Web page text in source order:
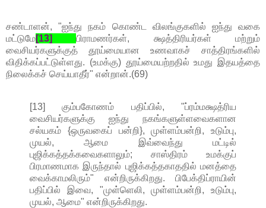
சண்டாளன், "ஐந்து நகம் கொண்ட விலங்குகளில் ஐந்து வகை
மட்டுமே[13]
பிராமணர்கள், க்ஷத்திரியர்கள் மற்றும்
வைசியர்களுக்குத் தூய்மையான உணவாகச் சாத்திரங்களில்
விதிக்கப்பட்டுள்ளது. (உமக்கு) தூய்மையற்றதில் உமது இதயத்தை
நிலைக்கச் செய்யாதீர்" என்றான்.(69)
[13] கும்பகோணம் பதிப்பில், "ப்ரம்மக்ஷத்ரிய
வைசியர்களுக்கு ஐந்து நகங்களுள்ளவைகளான
சல்யகம் {ஒருவகைப் பன்றி}, முள்ளம்பன்றி, உடும்பு,
முயல், ஆமை இவ்வைந்து மட்டில்
புஜிக்கத்தக்கவைகளாலும்; சாஸ்திரம் உமக்குப்
பிரமாணமாக இருந்தால் புஜிக்கத்தகாததில் மனத்தை
வைக்காமலிரும்" என்றிருக்கிறது. பிபேக்திப்ராயின்
பதிப்பில் இவை, "முள்ளெலி, முள்ளம்பன்றி, உடும்பு,
முயல், ஆமை" என்றிருக்கிறது.